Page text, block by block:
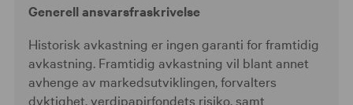
Generell ansvarsfraskrivelse
Historisk avkastning er ingen garanti for framtidig
avkastning. Framtidig avkastning vil blant annet
avhenge av markedsutviklingen, forvalters
dyktighet, verdipapirfondets risiko, samt